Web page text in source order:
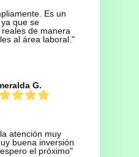
Es un
que se
de manera
al área laboral."
G.
atención muy
buena inversión
el próximo"